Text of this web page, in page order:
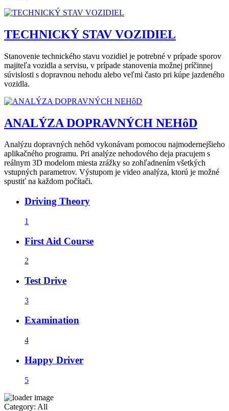
TECHNICKÝ STAV VOZIDIEL
Stanovenie technického stavu vozidiel je potrebné v prípade sporov
majiteľa vozidla a servisu, v prípade stanovenia možnej príčinnej
súvislosti s dopravnou nehodu alebo veľmi často pri kúpe jazdeného
vozidla.
ANALÝZA DOPRAVNÝCH NEHôD
Analýzu dopravných nehôd vykonávam pomocou najmodernejšieho
aplikačného programu. Pri analýze nehodového deja pracujem s
reálnym 3D modelom miesta zrážky so zohľadnením všetkých
vstupných parametrov. Výstupom je video analýza, ktorú je možné
spustiť na každom počítači.
Driving Theory
1
First Aid Course
2
Test Drive
3
Examination
4
Happy Driver
5
Category: All